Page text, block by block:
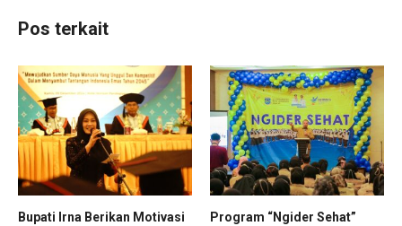
Pos terkait
Bupati Irna Berikan Motivasi
Program “Ngider Sehat”